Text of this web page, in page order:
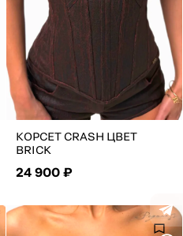
КОРСЕТ CRASH ЦВЕТ
BRICK
24 900 ₽